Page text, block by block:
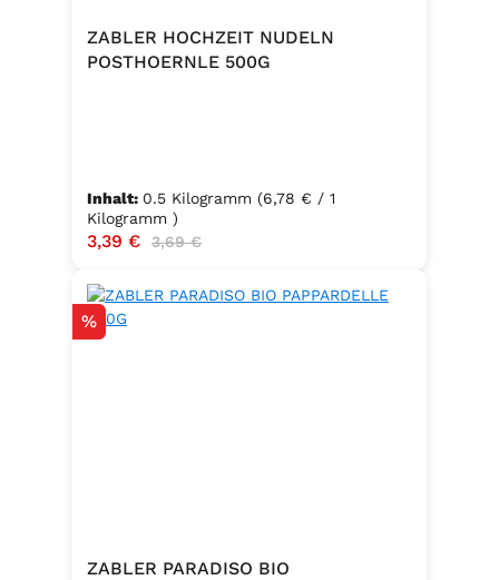
ZABLER HOCHZEIT NUDELN
POSTHOERNLE 500G
Inhalt: 0.5 Kilogramm (6,78 € / 1
Kilogramm )
Verkaufspreis:
3,39 € Regulärer Preis:
3,69 €
Rabatt
%
ZABLER PARADISO BIO